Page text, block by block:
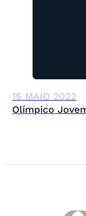
15 MAIO 2022
Olímpico